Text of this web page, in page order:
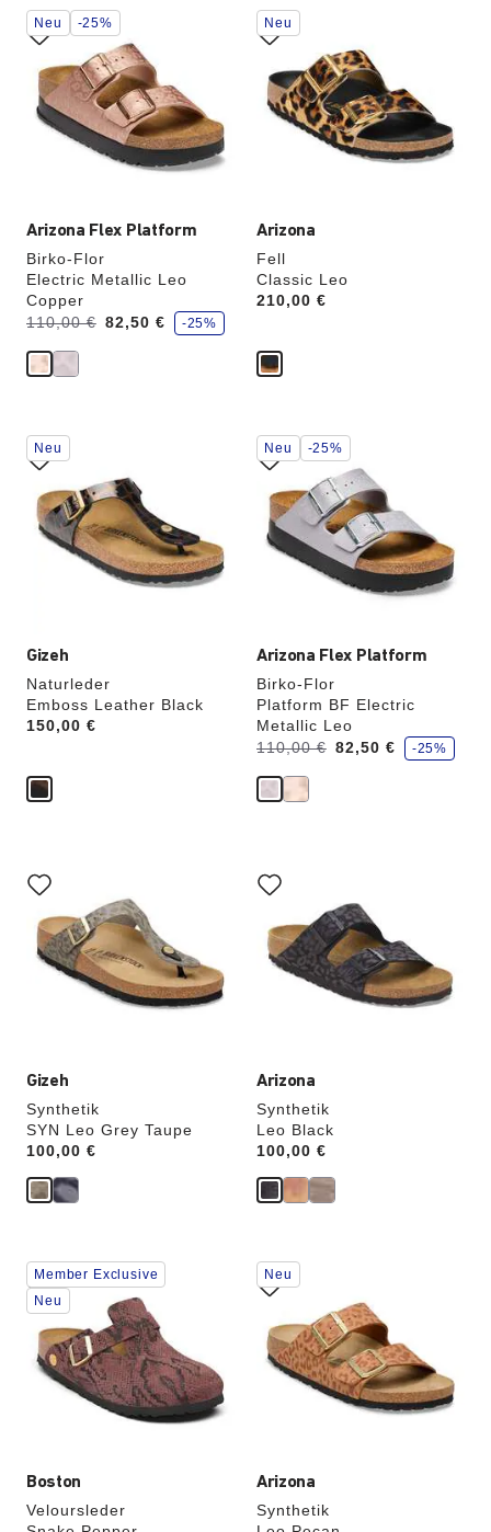
Arizona Flex Platform
Birko-Flor
Electric Metallic Leo
Copper
Vorher:
110,00 €
Jetzt 82,50 €
S
p
r
e
-25%
Durch
Anklicken
der
Farben
werden
die
Produktbilder
aktualisiert.
Neu -25%
Arizona
Fell
Classic Leo
Price:
210,00 €
Durch
Anklicken
der
Farben
werden
die
Produktbilder
aktualisiert.
Neu
Gizeh
Naturleder
Emboss Leather Black
Price:
150,00 €
Durch
Anklicken
der
Farben
werden
die
Produktbilder
aktualisiert.
Neu
Arizona Flex Platform
Birko-Flor
Platform BF Electric
Metallic Leo
Vorher:
110,00 €
Jetzt 82,50 €
S
p
r
e
-25%
Durch
Anklicken
der
Farben
werden
die
Produktbilder
aktualisiert.
Neu -25%
Gizeh
Synthetik
SYN Leo Grey Taupe
Price:
100,00 €
Anklicken
der
Farben
werden
die
Produktbilder
aktualisiert.
Arizona
Synthetik
Leo Black
Price:
100,00 €
Anklicken
der
Farben
werden
die
Produktbilder
aktualisiert.
Boston
Veloursleder
Durch
Anklicken
der
werden
die
Produktbilder
aktualisiert.
Member Exclusive
Neu
Arizona
Synthetik
Durch
Anklicken
der
Farben
werden
die
Produktbilder
aktualisiert.
Neu